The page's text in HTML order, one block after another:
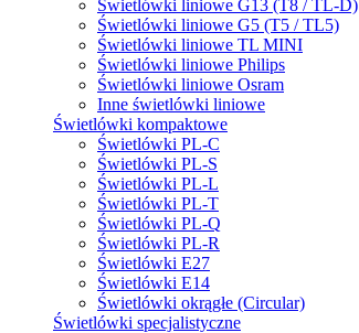
Świetlówki liniowe G13 (T8 / TL-D)
Świetlówki liniowe G5 (T5 / TL5)
Świetlówki liniowe TL MINI
Świetlówki liniowe Philips
Świetlówki liniowe Osram
Inne świetlówki liniowe
Świetlówki kompaktowe
Świetlówki PL-C
Świetlówki PL-S
Świetlówki PL-L
Świetlówki PL-T
Świetlówki PL-Q
Świetlówki PL-R
Świetlówki E27
Świetlówki E14
Świetlówki okrągłe (Circular)
Świetlówki specjalistyczne